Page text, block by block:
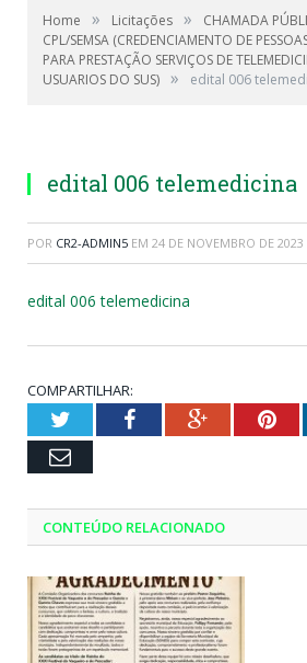
Home » Licitações »
CHAMADA
CPL/SEMSA (CREDENCIAMENTO DE
PARA PRESTAÇÃO SERVIÇOS DE
USUARIOS DO SUS) » edital 006
edital 006 telemedicina
POR CR2-ADMIN5 EM 24 DE NOVEMBRO DE 2023
edital 006 telemedicina
COMPARTILHAR:
TwitterFacebookGoogle+
Email
CONTEÚDO RELACIONADO